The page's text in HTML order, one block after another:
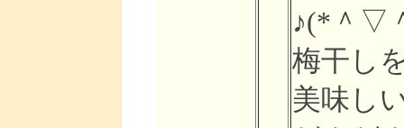
♪(*＾▽
梅干し
美味し